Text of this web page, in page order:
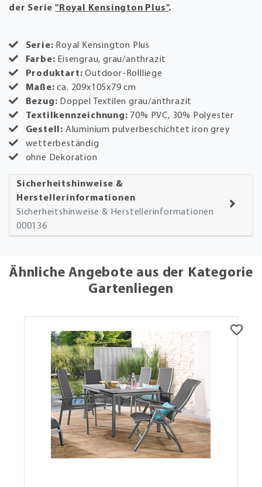
der Serie"Royal Kensington Plus".
Serie: Royal Kensington Plus
Farbe: Eisengrau, grau/anthrazit
Produktart:Outdoor-Rollliege
Maße:ca. 209x105x79 cm
Bezug: Doppel Textilen grau/anthrazit
Textilkennzeichnung: 70% PVC, 30% Polyester
Gestell: Aluminium pulverbeschichtet iron grey
wetterbeständig
ohne Dekoration
Sicherheitshinweise &
Herstellerinformationen
Sicherheitshinweise & Herstellerinformationen
000136
Ähnliche Angebote aus der Kategorie
Gartenliegen